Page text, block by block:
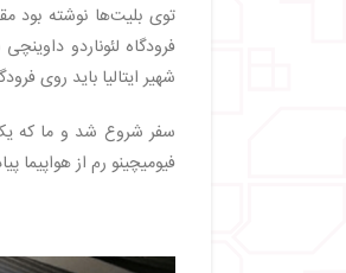
فرودگاه لئوناردو
شهیر ایتالیا باید روی
فیومیچینو رم از هواپیما